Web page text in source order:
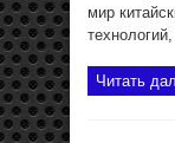
мир
Читать